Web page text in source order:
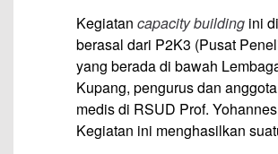
Kegiatan capacity building ini
berasal dari P2K3 (Pusat
yang berada di bawah
Kupang, pengurus dan
medis di RSUD Prof.
Kegiatan ini menghasilkan